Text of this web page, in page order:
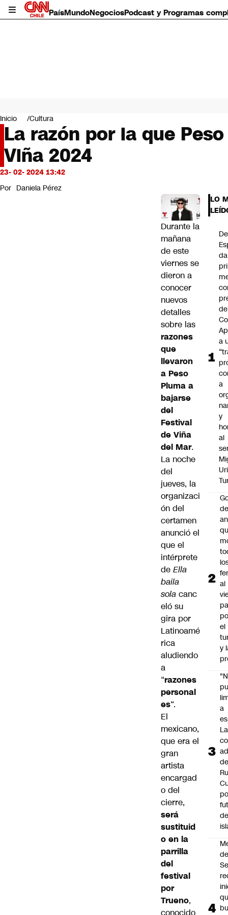
PaísMundoNegociosPodcast y Programas
Mundo
Negocios
Deportes
Programas completos
Cultura
Servicios
Bits
CNN Data
Inicio Cultura
La razón por la que
Viña 2024
23- 02- 2024 13:42
Por Daniela Pérez
Durante la
mañana
de este
viernes se
dieron a
conocer
nuevos
detalles
sobre las
razones
que
llevaron
a Peso
Pluma a
bajarse
del
Festival
de Viña
del Mar.
La noche
del
jueves, la
organizaci
ón del
certamen
anunció el
que el
intérprete
de Ella
baila
sola canc
eló su
gira por
Latinoamé
rica
aludiendo
a
“razones
personal
es“.
El
mexicano,
que era el
gran
artista
encargad
o del
cierre,
será
sustituid
o en la
parrilla
del
festival
por
Trueno,
LO
de
a
a
y
al
al
el
y
a
La
de